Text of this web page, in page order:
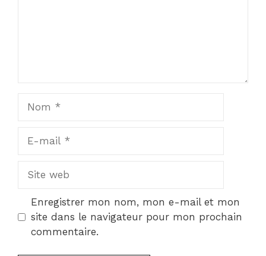
Site
Enregistrer mon nom, mon e-mail et mon
site dans le navigateur pour mon prochain
commentaire.